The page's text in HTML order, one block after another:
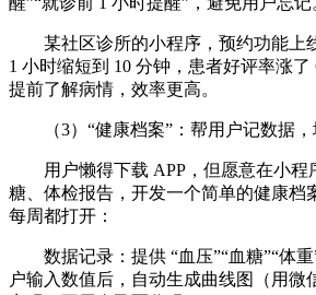
某社区诊所的小程序，预约功能上
1 小时缩短到 10 分钟，患者好评率涨了
提前了解病情，效率更高。
（3）“健康档案”：帮用户记数据
用户懒得下载 APP，但愿意在小程
糖、体检报告，开发一个简单的健康档
每周都打开：
数据记录：提供 “血压”“血糖”“体
户输入数值后，自动生成曲线图（用微